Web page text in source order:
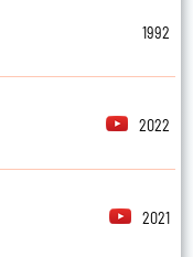
1992
2022
2021